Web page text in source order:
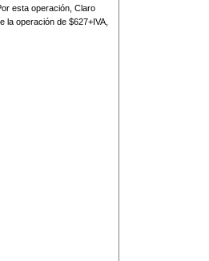
esta operación, Claro
la operación de $627+IVA,